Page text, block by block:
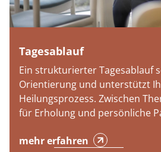
Tagesablauf
Ein strukturierter Tagesablauf
Orientierung und unterstützt
Heilungsprozess. Zwischen
für Erholung und persönliche
mehr erfahren